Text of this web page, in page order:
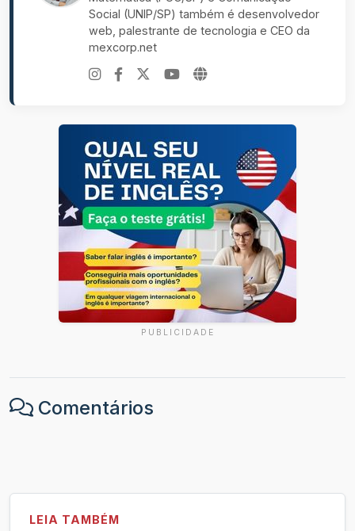
Social (UNIP/SP) também é desenvolvedor
web, palestrante de tecnologia e CEO da
mexcorp.net
PUBLICIDADE
Comentários
LEIA TAMBÉM